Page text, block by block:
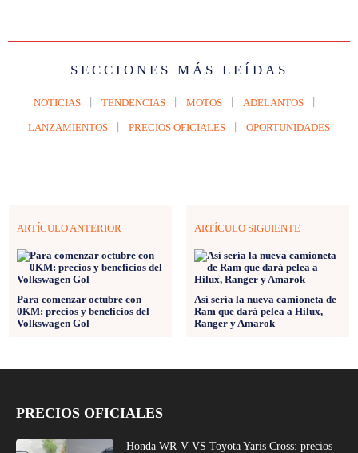
SECCIONES MÁS LEÍDAS
NOTICIAS TENDENCIAS MOTOS ADELANTOS
LANZAMIENTOS PRECIOS OFICIALES OPORTUNIDADES
ARTÍCULO ANTERIOR
Para comenzar octubre con
0KM: precios y beneficios del
Volkswagen Gol
ARTÍCULO SIGUIENTE
Así sería la nueva camioneta de
Ram que dará pelea a Hilux,
Ranger y Amarok
PRECIOS OFICIALES
Honda WR-V VS Toyota Yaris Cross: precios